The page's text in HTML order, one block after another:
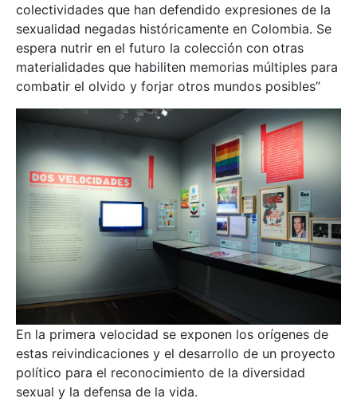
colectividades que han defendido expresiones de la
sexualidad negadas históricamente en Colombia. Se
espera nutrir en el futuro la colección con otras
materialidades que habiliten memorias múltiples para
combatir el olvido y forjar otros mundos posibles”
En la primera velocidad se exponen los orígenes de
estas reivindicaciones y el desarrollo de un proyecto
político para el reconocimiento de la diversidad
sexual y la defensa de la vida.